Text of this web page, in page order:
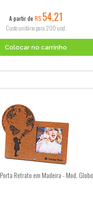
A partir de R$ 54,21
Custo unitário para 200 und.
Colocar no carrinho
Porta Retrato em Madeira - Mod. Globo